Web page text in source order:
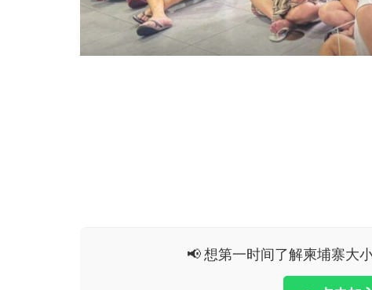
📢 想第一时间了解柬埔寨大